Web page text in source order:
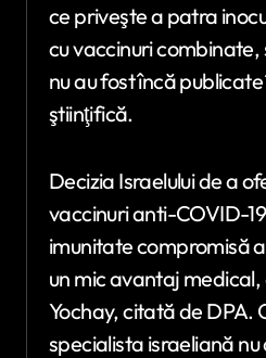
ce priveşte a patra
cu vaccinuri combinate,
nu au fost încă
ştiinţifică.
Decizia Israelului de a
vaccinuri anti-COVID-
imunitate compromisă
un mic avantaj medical,
Yochay, citată de DPA.
specialista israeliană